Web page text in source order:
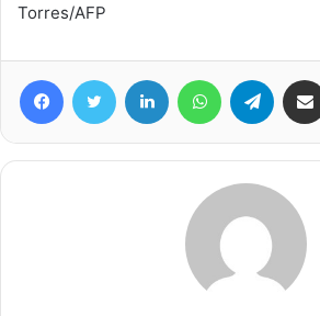
Torres/AFP
FacebookTwitter Linkedin WhatsApp